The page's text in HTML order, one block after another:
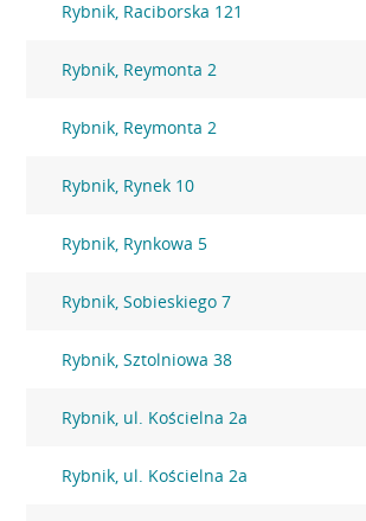
Rybnik, Raciborska 121
Rybnik, Reymonta 2
Rybnik, Reymonta 2
Rybnik, Rynek 10
Rybnik, Rynkowa 5
Rybnik, Sobieskiego 7
Rybnik, Sztolniowa 38
Rybnik, ul. Kościelna 2a
Rybnik, ul. Kościelna 2a